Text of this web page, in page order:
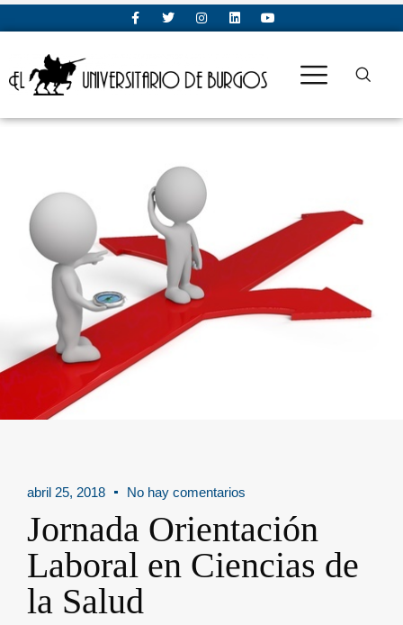
abril 25, 2018 No hay comentarios
Jornada Orientación
Laboral en Ciencias de
la Salud